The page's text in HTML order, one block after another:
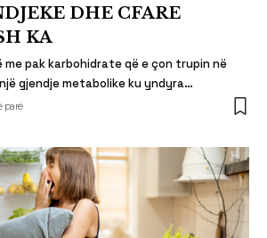
DHE CFARE
KA
pak karbohidrate që e çon trupin në
gjendje metabolike ku yndyra…
parë